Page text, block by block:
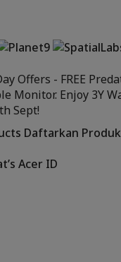
Offers - FREE
Monitor. Enjoy 3Y
Sept!
Daftarkan Produk
Acer ID